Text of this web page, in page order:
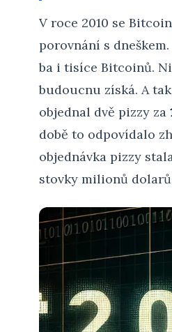
V roce 2010 se
porovnání s
ba i tisíce Bitcoinů.
budoucnu získá. A
objednal dvě pizzy za
době to odpovídalo
objednávka pizzy
stovky milionů